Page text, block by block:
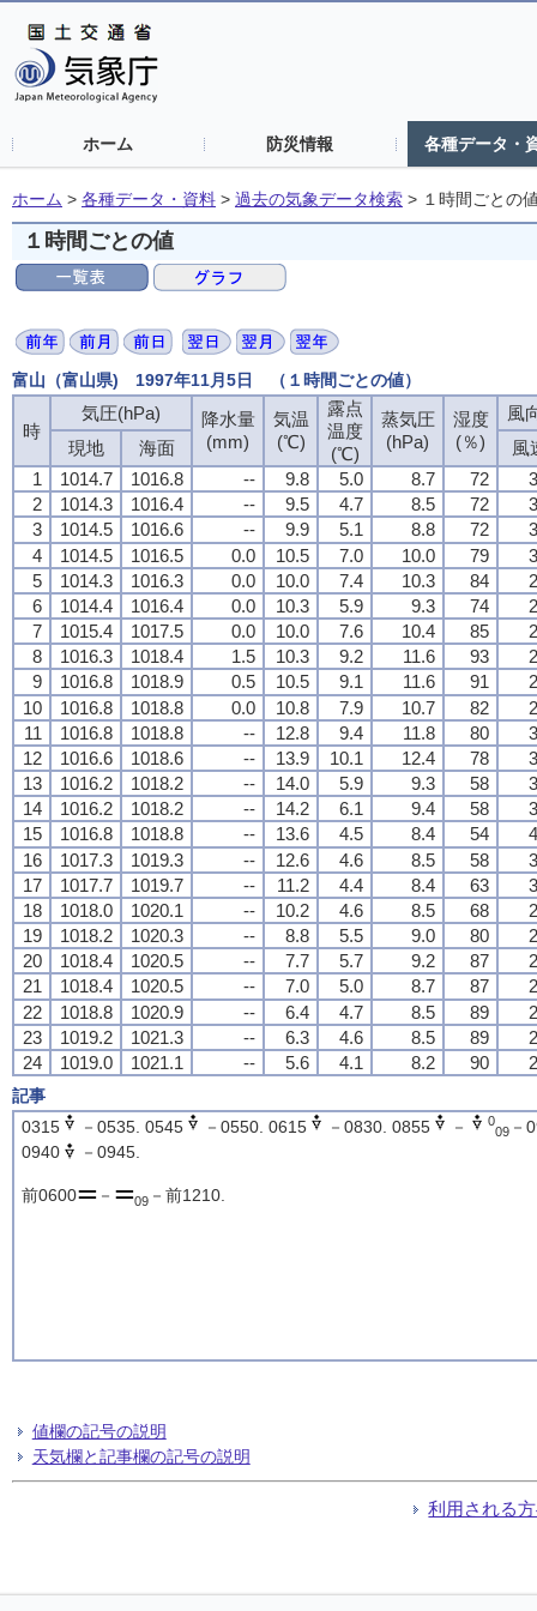
ホーム 防災情報 各種データ・
ホーム > 各種データ・資料 > 過去の気象データ検索 > １時間ごとの
１時間ごとの値
富山（富山県) 1997年11月5日 （１時間ごとの値）
時
気圧(hPa)
降水量
(mm)
気温
(℃)
露点
温度
(℃)
蒸気圧
(hPa)
湿度
(％)
風
現地
海面
風
1
1014.7 1016.8 -- 9.8 5.0 8.7 72
2
1014.3 1016.4 -- 9.5 4.7 8.5 72
3
1014.5 1016.6 -- 9.9 5.1 8.8 72
4
1014.5 1016.5 0.0 10.5 7.0 10.0 79
5
1014.3 1016.3 0.0 10.0 7.4 10.3 84
6
1014.4 1016.4 0.0 10.3 5.9 9.3 74
7
1015.4 1017.5 0.0 10.0 7.6 10.4 85
8
1016.3 1018.4 1.5 10.3 9.2 11.6 93
9
1016.8 1018.9 0.5 10.5 9.1 11.6 91
10
1016.8 1018.8 0.0 10.8 7.9 10.7 82
11
1016.8 1018.8 -- 12.8 9.4 11.8 80
12
1016.6 1018.6 -- 13.9 10.1 12.4 78
13
1016.2 1018.2 -- 14.0 5.9 9.3 58
14
1016.2 1018.2 -- 14.2 6.1 9.4 58
15
1016.8 1018.8 -- 13.6 4.5 8.4 54
16
1017.3 1019.3 -- 12.6 4.6 8.5 58
17
1017.7 1019.7 -- 11.2 4.4 8.4 63
18
1018.0 1020.1 -- 10.2 4.6 8.5 68
19
1018.2 1020.3 -- 8.8 5.5 9.0 80
20
1018.4 1020.5 -- 7.7 5.7 9.2 87
21
1018.4 1020.5 -- 7.0 5.0 8.7 87
22
1018.8 1020.9 -- 6.4 4.7 8.5 89
23
1019.2 1021.3 -- 6.3 4.6 8.5 89
24
1019.0 1021.1 -- 5.6 4.1 8.2 90
記事
0315
－0535. 0545 －0550. 0615 －0830. 0855 － 0
09－
0940
－0945.
前0600 － 09－前1210.
値欄の記号の説明
天気欄と記事欄の記号の説明
利用される